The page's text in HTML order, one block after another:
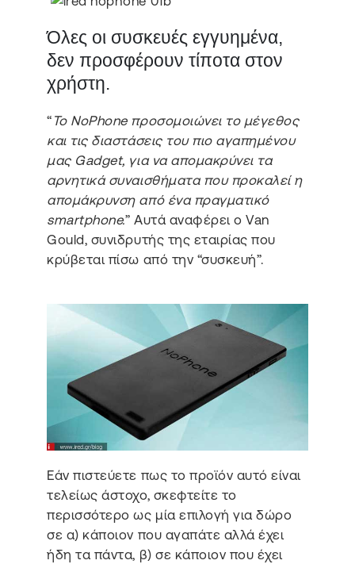
Όλες οι συσκευές εγγυημένα,
δεν προσφέρουν τίποτα στον
χρήστη.
“ Το NoPhone προσομοιώνει το μέγεθος
και τις διαστάσεις του πιο αγαπημένου
μας Gadget, για να απομακρύνει τα
αρνητικά συναισθήματα που προκαλεί η
απομάκρυνση από ένα πραγματικό
smartphone.” Αυτά αναφέρει ο Van
Gould, συνιδρυτής της εταιρίας που
κρύβεται πίσω από την “συσκευή”.
Εάν πιστεύετε πως το προϊόν αυτό είναι
τελείως άστοχο, σκεφτείτε το
περισσότερο ως μία επιλογή για δώρο
σε α) κάποιον που αγαπάτε αλλά έχει
ήδη τα πάντα, β) σε κάποιον που έχει